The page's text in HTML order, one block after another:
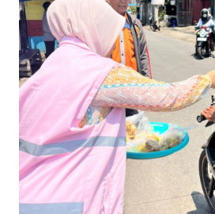
KONTAK
KAMI
INFO
IKLAN
TENTANG
KAMI